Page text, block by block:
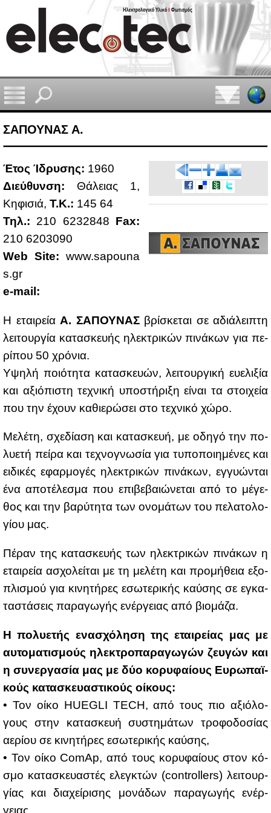
ΣΑΠΟΥΝΑΣ Α.
Έτος Ίδρυ­σης: 1960
Διεύ­θυν­ση: Θά­λειας 1,
Κη­φι­σιά, Τ.Κ.: 145 64
Τηλ.: 210 6232848 Fax:
210 6203090
Web Site: www.​sap​ouna​
s.​gr
e-mail:
Η εται­ρεία Α. ΣΑ­ΠΟΥ­ΝΑΣβρί­σκε­ται σε αδιά­λει­πτη
λει­τουρ­γία κα­τα­σκευ­ής ηλε­κτρι­κών πι­νά­κων για πε­
ρί­που 50 χρό­νια.
Υψη­λή ποιό­τη­τα κα­τα­σκευών, λει­τουρ­γι­κή ευ­ε­λι­ξία
και αξιό­πι­στη τε­χνι­κή υπο­στή­ρι­ξη εί­ναι τα στοι­χεία
που την έχουν κα­θιε­ρώ­σει στο τε­χνι­κό χώ­ρο.
Με­λέ­τη, σχε­δί­α­ση και κα­τα­σκευή, με οδη­γό την πο­
λυ­ε­τή πεί­ρα και τε­χνο­γνω­σία για τυ­πο­ποι­η­μέ­νες και
ει­δι­κές εφαρ­μο­γές ηλε­κτρι­κών πι­νά­κων, εγ­γυώ­νται
ένα απο­τέ­λε­σμα που επι­βε­βαιώ­νε­ται από το μέ­γε­
θος και την βα­ρύ­τη­τα των ονο­μά­των του πε­λα­το­λο­
γί­ου μας.
Πέ­ραν της κα­τα­σκευ­ής των ηλε­κτρι­κών πι­νά­κων η
εται­ρεία ασχο­λεί­ται με τη με­λέ­τη και προ­μή­θεια εξο­
πλι­σμού για κι­νη­τή­ρες εσω­τε­ρι­κής καύ­σης σε εγκα­
τα­στά­σεις πα­ρα­γω­γής ενέρ­γειας από βιο­μά­ζα.
Η πο­λυ­ε­τής ενα­σχό­λη­ση της εται­ρεί­ας μας με
αυ­το­μα­τι­σμούς ηλε­κτρο­πα­ρα­γω­γών ζευ­γών και
η συ­νερ­γα­σία μας με δύο κο­ρυ­φαί­ους Ευ­ρω­παϊ­
κούς κα­τα­σκευα­στι­κούς οί­κους:
• Τον οί­κο HUEGLI TECH, από τους πιο αξιό­λο­
γους στην κα­τα­σκευή συ­στη­μά­των τρο­φο­δο­σί­ας
αε­ρί­ου σε κι­νη­τή­ρες εσω­τε­ρι­κής καύ­σης,
• Τον οί­κο ComAp, από τους κο­ρυ­φαί­ους στον κό­
σμο κα­τα­σκευα­στές ελεγ­κτών (controllers) λει­τουρ­
γί­ας και δια­χεί­ρι­σης μο­νά­δων πα­ρα­γω­γής ενέρ­
γειας,